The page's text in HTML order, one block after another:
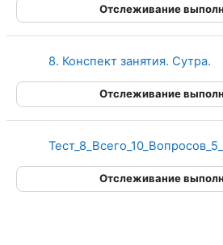
Отслеживание
8. Конспект занятия. Сутра.
Отслеживание
Отслеживание